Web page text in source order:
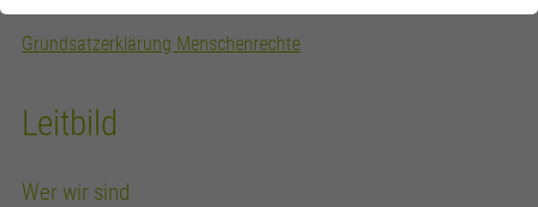
Grundsatzerklärung Menschenrechte
Leitbild
Wer wir sind